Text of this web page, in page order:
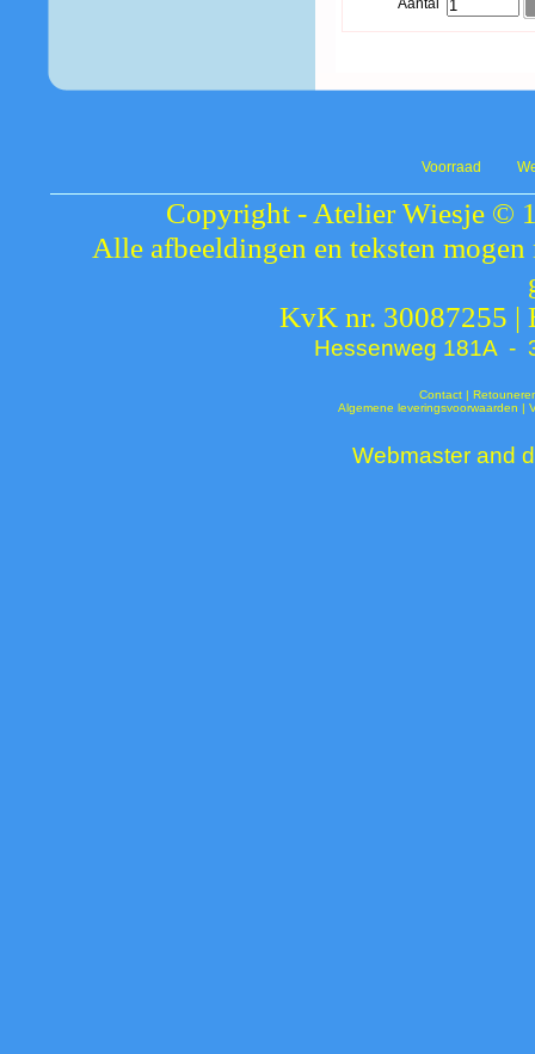
Aantal
Voorraad
Copyright - Atelier Wiesje ©
Alle afbeeldingen en teksten
KvK nr. 30087255 |
Hessenweg 181A -
Contact|
Algemene leveringsvoorwaarden |
Webmaster and